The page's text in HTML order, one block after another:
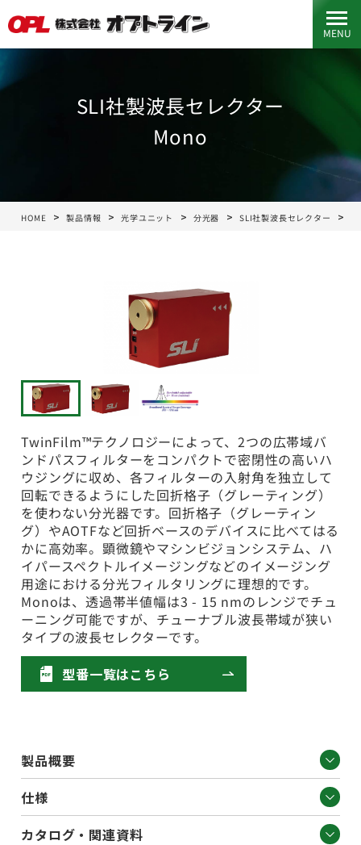
MENU
SLI社製波長セレクター
Mono
HOME 製品情報 光学ユニット 分光器 SLI社製波長セレクター
TwinFilm™テクノロジーによって、2つの広帯域バ
ンドパスフィルターをコンパクトで密閉性の高いハ
ウジングに収め、各フィルターの入射角を独立して
回転できるようにした回折格子（グレーティング）
を使わない分光器です。回折格子（グレーティン
グ）やAOTFなど回折ベースのデバイスに比べてはる
かに高効率。顕微鏡やマシンビジョンシステム、ハ
イパースペクトルイメージングなどのイメージング
用途における分光フィルタリングに理想的です。
Monoは、透過帯半値幅は3 - 15 nmのレンジでチュ
ーニング可能ですが、チューナブル波長帯域が狭い
タイプの波長セレクターです。
型番一覧はこちら
製品概要
仕様
カタログ・関連資料